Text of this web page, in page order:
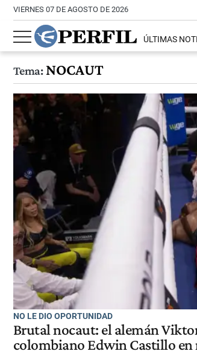
VIERNES 07 DE AGOSTO DE 2026
ÚLTIMAS
Tema:NOCAUT
NO LE DIO OPORTUNIDAD
Brutal nocaut: el alemán
colombiano Edwin Castillo en